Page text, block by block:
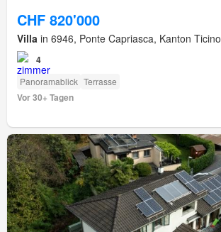
CHF 820'000
Villa in 6946, Ponte Capriasca, Kanton Ticino
4
Panoramablick Terrasse
Vor 30+ Tagen